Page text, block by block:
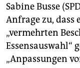
Sabine Busse
Anfrage zu, dass
„vermehrten
Essensauswahl“
„Anpassungen